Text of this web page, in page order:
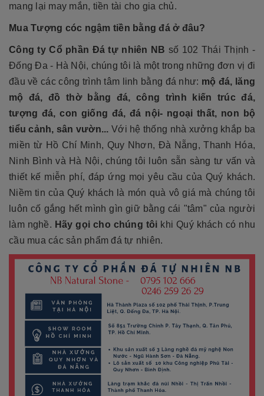
mang lại may mắn, tiền tài cho gia chủ.
Mua Tượng cóc ngậm tiền bằng đáở đâu?
Công ty Cổ phần Đá tự nhiên NB số 102 Thái Thịnh -
Đống Đa - Hà Nội, chúng tôi là một trong những đơn vị đi
đầu về các công trình tâm linh bằng đá như: mộ đá, lăng
mộ đá, đồ thờ bằng đá, công trình kiến trúc đá,
tượng đá, con giống đá, đá nội- ngoại thất, non bộ
tiểu cảnh, sân vườn...Với hệ thống nhà xưởng khắp ba
miền từ Hồ Chí Minh, Quy Nhơn, Đà Nẵng, Thanh Hóa,
Ninh Bình và Hà Nội, chúng tôi luôn sẵn sàng tư vấn và
thiết kế miễn phí, đáp ứng mọi yêu cầu của Quý khách.
Niềm tin của Quý khách là món quà vô giá mà chúng tôi
luôn cố gắng hết mình gìn giữ bằng cái "tâm" của người
làm nghề. Hãy gọi cho chúng tôi khi Quý khách có nhu
cầu mua các sản phẩm đá tự nhiên.